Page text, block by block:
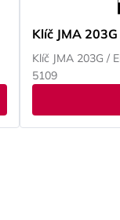
Klíč JMA 203G
Klíč JMA 203G /
5109